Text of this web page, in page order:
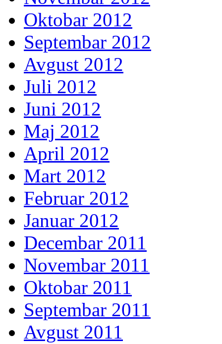
Oktobar 2012
Septembar 2012
Avgust 2012
Juli 2012
Juni 2012
Maj 2012
April 2012
Mart 2012
Februar 2012
Januar 2012
Decembar 2011
Novembar 2011
Oktobar 2011
Septembar 2011
Avgust 2011